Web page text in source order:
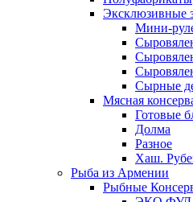
Эксклюзивные
Мини-
Сырные
Мясная
Готовые
Долма
Разное
Хаш.
Рыба из Армении
Рыбные